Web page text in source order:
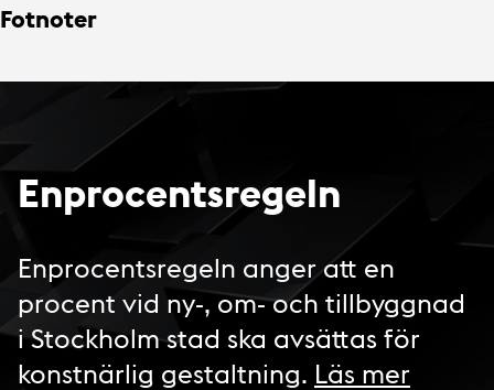
Fotnoter
Enprocentsregeln
Enprocentsregeln anger att en
procent vid ny-, om- och tillbyggnad
i Stockholm stad ska avsättas för
konstnärlig gestaltning. Läs mer